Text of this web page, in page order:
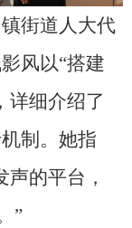
街道人大代
风以“搭建
详细介绍了
制。她指
的平台，
”